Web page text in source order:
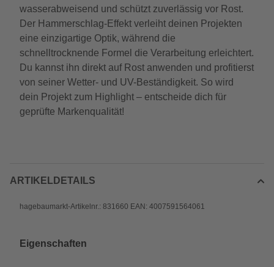
wasserabweisend und schützt zuverlässig vor Rost.
Der Hammerschlag-Effekt verleiht deinen Projekten
eine einzigartige Optik, während die
schnelltrocknende Formel die Verarbeitung erleichtert.
Du kannst ihn direkt auf Rost anwenden und profitierst
von seiner Wetter- und UV-Beständigkeit. So wird
dein Projekt zum Highlight – entscheide dich für
geprüfte Markenqualität!
ARTIKELDETAILS
hagebaumarkt-Artikelnr.: 831660 EAN: 4007591564061
Eigenschaften